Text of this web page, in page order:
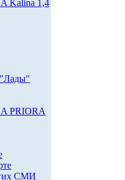
Kalina 1,4
"Лады"
PRIORA
СМИ